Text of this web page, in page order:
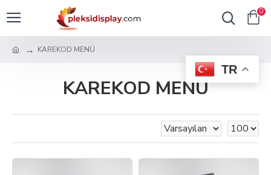
TR
0
KAREKOD MENÜ
KAREKOD MENÜ